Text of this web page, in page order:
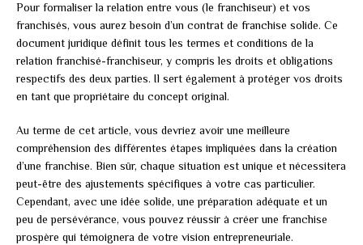
Pour formaliser la relation entre vous (le franchiseur) et vos
franchisés, vous aurez besoin d’un contrat de franchise solide. Ce
document juridique définit tous les termes et conditions de la
relation franchisé-franchiseur, y compris les droits et obligations
respectifs des deux parties. Il sert également à protéger vos droits
en tant que propriétaire du concept original.
Au terme de cet article, vous devriez avoir une meilleure
compréhension des différentes étapes impliquées dans la création
d’une franchise. Bien sûr, chaque situation est unique et nécessitera
peut-être des ajustements spécifiques à votre cas particulier.
Cependant, avec une idée solide, une préparation adéquate et un
peu de persévérance, vous pouvez réussir à créer une franchise
prospère qui témoignera de votre vision entrepreneuriale.